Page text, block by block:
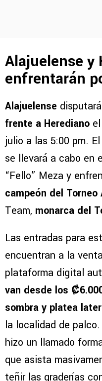
Alajuelense y
enfrentarán
Alajuelense
frente a Herediano
julio a las 5:00 pm.
se llevará a cabo en
“Fello” Meza y
campeón del Torneo
Team, monarca del
Las entradas para
encuentran a la
plataforma digital
van desde los
sombra y platea
la localidad de
hizo un llamado
que asista
teñir las graderías